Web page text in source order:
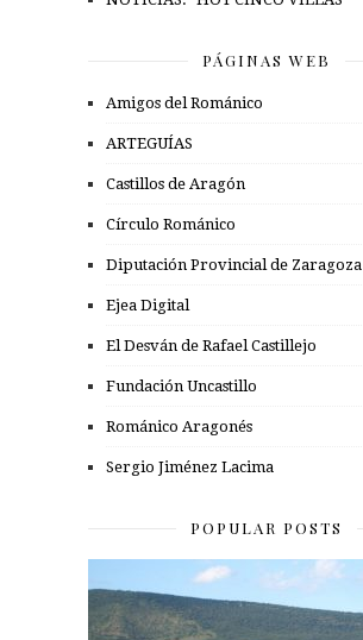
PÁGINAS WEB
Amigos del Románico
ARTEGUÍAS
Castillos de Aragón
Círculo Románico
Diputación Provincial de Zaragoza
Ejea Digital
El Desván de Rafael Castillejo
Fundación Uncastillo
Románico Aragonés
Sergio Jiménez Lacima
POPULAR POSTS